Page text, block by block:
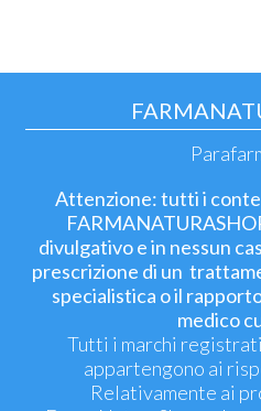
Attenzione: tutti i
divulgativo e in nessun
prescrizione di un
specialistica o il
medico
Tutti i marchi
appartengono ai
Relativamente ai